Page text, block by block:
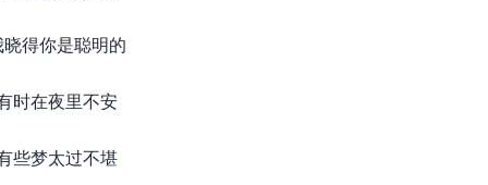
得你是聪明的
时在夜里不安
些梦太过不堪